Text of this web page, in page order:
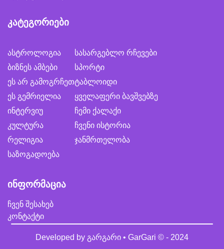
კატეგორიები
ასტროლოგია
ბიზნეს ამბები
ეს არ გამოგრჩეთ
ეს გემრიელია
ინტერვიუ
კულტურა
რელიგია
საზოგადოება
სასარგებლო რჩევები
სპორტი
ტაბლოიდი
ყველაფერი ბავშვებზე
ჩემი ქალაქი
ჩვენი ისტორია
ჯანმრთელობა
ინფორმაცია
ჩვენ შესახებ
კონტაქტი
Developed by გარგარი • GarGari © - 2024